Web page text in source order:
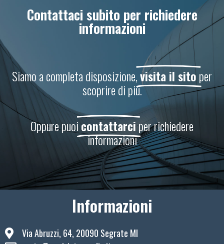
Contattaci subito per richiedere
informazioni
Siamo a completa disposizione,visita il sitoper
scoprire di più.
Oppure puoicontattarciper richiedere
informazioni
Informazioni
Via Abruzzi, 64, 20090 Segrate MI